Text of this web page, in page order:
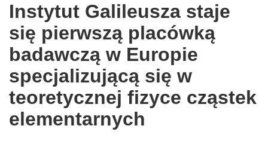
the
following
languages:
Instytut Galileusza staje
się pierwszą placówką
badawczą w Europie
specjalizującą się w
teoretycznej fizyce cząstek
elementarnych